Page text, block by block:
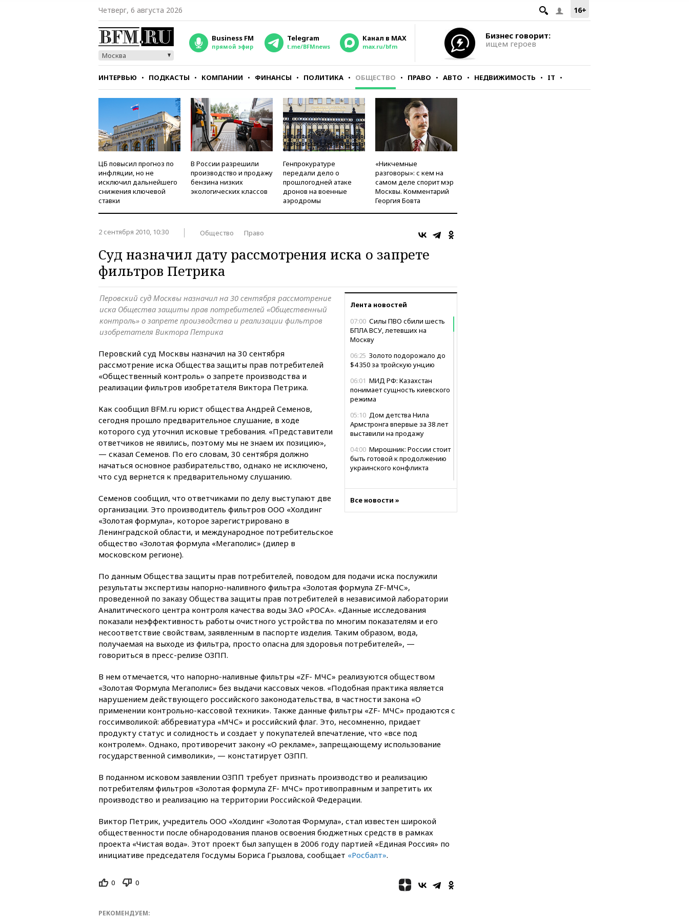
16+
Четверг, 6 августа 2026
Москва
Business FM
прямой эфир
Telegram
t.me/BFMnews
Канал в MAX
max.ru/bfm
Бизнес говорит:
ищем героев
ИНТЕРВЬЮ ПОДКАСТЫ КОМПАНИИ ФИНАНСЫ ПОЛИТИКА ОБЩЕСТВО ПРАВО АВТО НЕДВИЖИМОСТЬ IT
СТИЛЬ ТЕСТЫ
ЦБ повысил прогноз по
инфляции, но не
исключил дальнейшего
снижения ключевой
ставки
В России разрешили
производство и продажу
бензина низких
экологических классов
Генпрокуратуре
передали дело о
прошлогодней атаке
дронов на военные
аэродромы
«Никчемные
разговоры»: с кем на
самом деле спорит мэр
Москвы. Комментарий
Георгия Бовта
2 сентября 2010, 10:30 Общество Право
Суд назначил дату рассмотрения иска о запрете
фильтров Петрика
Лента новостей
07:00 Силы ПВО сбили шесть
БПЛА ВСУ, летевших на
Москву
06:25 Золото подорожало до
$4 350 за тройскую унцию
06:01 МИД РФ: Казахстан
понимает сущность киевского
режима
05:10 Дом детства Нила
Армстронга впервые за 38 лет
выставили на продажу
04:00 Мирошник: России стоит
быть готовой к продолжению
украинского конфликта
Ираном
00:05Девочка с «маской
Бэтмена» показала лицо
после последней операции
вчера, 23:35Российского
историка Артема Кирпиченка
арестовали в Израиле
Кубке России
вчера, 23:00Пост Дмитриева в
X о миграционном кризисе в
Сеуте набрал миллион
просмотров
вчера, 22:49 Минпромторг:
банкротство «Кванта» не
означает прекращения
вчера, 22:35Семь грузовых
вагонов сошли с рельсов в
Оренбургской области
вчера, 22:22Минфин: в июле
выросли нефтегазовые
доходы российского бюджета
вчера, 22:15
Организаторы
Все новости »
Перовский суд Москвы назначил на 30 сентября рассмотрение
иска Общества защиты прав потребителей «Общественный
контроль» о запрете производства и реализации фильтров
изобретателя Виктора Петрика
Перовский суд Москвы назначил на 30 сентября
рассмотрение иска Общества защиты прав потребителей
«Общественный контроль» о запрете производства и
реализации фильтров изобретателя Виктора Петрика.
Как сообщил BFM.ru юрист общества Андрей Семенов,
сегодня прошло предварительное слушание, в ходе
которого суд уточнил исковые требования. «Представители
ответчиков не явились, поэтому мы не знаем их позицию»,
— сказал Семенов. По его словам, 30 сентября должно
начаться основное разбирательство, однако не исключено,
что суд вернется к предварительному слушанию.
Семенов сообщил, что ответчиками по делу выступают две
организации. Это производитель фильтров ООО «Холдинг
«Золотая формула», которое зарегистрировано в
Ленинградской области, и международное потребительское
общество «Золотая формула «Мегаполис» (дилер в
московском регионе).
По данным Общества защиты прав потребителей, поводом для подачи иска послужили
результаты экспертизы напорно-наливного фильтра «Золотая формула ZF-МЧС»,
проведенной по заказу Общества защиты прав потребителей в независимой лаборатории
Аналитического центра контроля качества воды ЗАО «РОСА». «Данные исследования
показали неэффективность работы очистного устройства по многим показателям и его
несоответствие свойствам, заявленным в паспорте изделия. Таким образом, вода,
получаемая на выходе из фильтра, просто опасна для здоровья потребителей», —
говориться в пресс-релизе ОЗПП.
В нем отмечается, что напорно-наливные фильтры «ZF- МЧС» реализуются обществом
«Золотая Формула Мегаполис» без выдачи кассовых чеков. «Подобная практика является
нарушением действующего российского законодательства, в частности закона «О
применении контрольно-кассовой техники». Также данные фильтры «ZF- МЧС» продаются с
госсимволикой: аббревиатура «МЧС» и российский флаг. Это, несомненно, придает
продукту статус и солидность и создает у покупателей впечатление, что «все под
контролем». Однако, противоречит закону «О рекламе», запрещающему использование
государственной символики», — констатирует ОЗПП.
В поданном исковом заявлении ОЗПП требует признать производство и реализацию
потребителям фильтров «Золотая формула ZF- МЧС» противоправным и запретить их
производство и реализацию на территории Российской Федерации.
Виктор Петрик, учредитель ООО «Холдинг «Золотая Формула», стал известен широкой
общественности после обнародования планов освоения бюджетных средств в рамках
проекта «Чистая вода». Этот проект был запущен в 2006 году партией «Единая Россия» по
инициативе председателя Госдумы Бориса Грызлова, сообщает «Росбалт».
0 0
РЕКОМЕНДУЕМ: